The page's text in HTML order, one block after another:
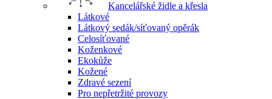
Kancelářské židle a křesla
Látkové
Látkový sedák/síťovaný opěrák
Celosíťované
Koženkové
Ekokůže
Kožené
Zdravé sezení
Pro nepřetržité provozy